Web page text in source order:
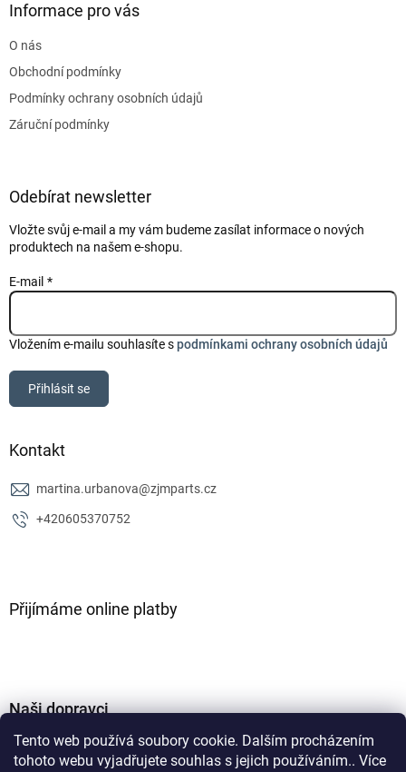
Tento web používá soubory cookie. Dalším procházením
tohoto webu vyjadřujete souhlas s jejich používáním.. Více
Informace pro vás
O nás
Obchodní podmínky
Podmínky ochrany osobních údajů
Záruční podmínky
Odebírat newsletter
Vložte svůj e-mail a my vám budeme zasílat informace o nových
produktech na našem e-shopu.
E-mail
Vložením e-mailu souhlasíte spodmínkami ochrany osobních údajů
Přihlásit se
Kontakt
martina.urbanova@zjmparts.cz
+420605370752
Přijímáme online platby
Naši dopravci